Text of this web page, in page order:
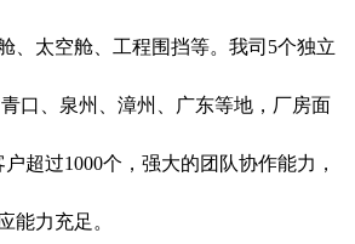
、太空舱、工程围挡等。我司5个独立
口、泉州、漳州、广东等地，厂房面
超过1000个，强大的团队协作能力，
能力充足。